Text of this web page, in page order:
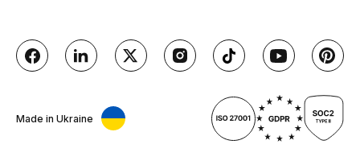
Made in Ukraine